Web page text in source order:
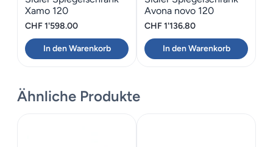
Xamo 120
CHF1'598.00
In den Warenkorb
Avona novo 120
CHF1'136.80
In den Warenkorb
Ähnliche Produkte